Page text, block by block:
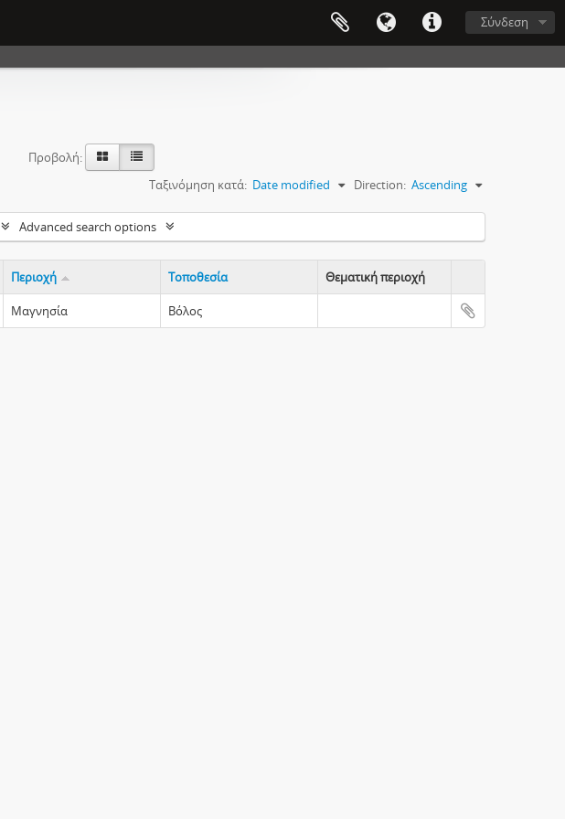
Σύνδεση
Προβολή:
Ταξινόμηση κατά: Date modified Direction: Ascending
Advanced search options
Περιοχή Τοποθεσία
Θεματική περιοχή
Clipboard
Μαγνησία Βόλος